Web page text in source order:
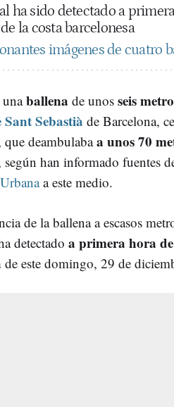
ha sido detectado a
la costa barcelonesa
imágenes de cuatro
unaballena de unos seis
Sant Sebastià de Barcelona,
deambulabaa unos 70
según han informado fuentes
a este medio.
de la ballena a escasos
detectado a primera hora
de este domingo, 29 de